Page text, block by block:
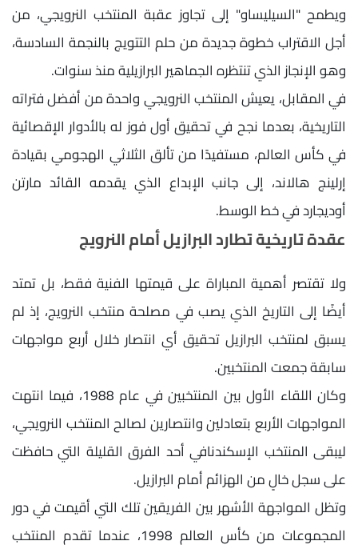
ويطمح "السيليساو" إلى تجاوز عقبة المنتخب النرويجي، من
أجل الاقتراب خطوة جديدة من حلم التتويج بالنجمة السادسة،
وهو الإنجاز الذي تنتظره الجماهير البرازيلية منذ سنوات.
في المقابل، يعيش المنتخب النرويجي واحدة من أفضل فتراته
التاريخية، بعدما نجح في تحقيق أول فوز له بالأدوار الإقصائية
في كأس العالم، مستفيدًا من تألق الثلاثي الهجومي بقيادة
إرلينج هالاند، إلى جانب الإبداع الذي يقدمه القائد مارتن
أوديجارد في خط الوسط.
عقدة تاريخية تطارد البرازيل أمام النرويج
ولا تقتصر أهمية المباراة على قيمتها الفنية فقط، بل تمتد
أيضًا إلى التاريخ الذي يصب في مصلحة منتخب النرويج، إذ لم
يسبق لمنتخب البرازيل تحقيق أي انتصار خلال أربع مواجهات
سابقة جمعت المنتخبين.
وكان اللقاء الأول بين المنتخبين في عام 1988، فيما انتهت
المواجهات الأربع بتعادلين وانتصارين لصالح المنتخب النرويجي،
ليبقى المنتخب الإسكندنافي أحد الفرق القليلة التي حافظت
على سجل خالٍ من الهزائم أمام البرازيل.
وتظل المواجهة الأشهر بين الفريقين تلك التي أقيمت في دور
المجموعات من كأس العالم 1998، عندما تقدم المنتخب